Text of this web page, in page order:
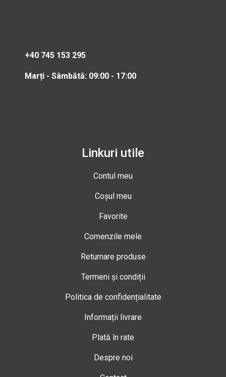
+40 745 153 295
Marți - Sâmbătă: 09:00 - 17:00
Linkuri utile
Contul meu
Coșul meu
Favorite
Comenzile mele
Returnare produse
Termeni și condiții
Politica de confidențialitate
Informații livrare
Plată în rate
Despre noi